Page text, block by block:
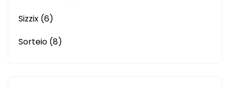
Sizzix (6)
Sorteio (8)